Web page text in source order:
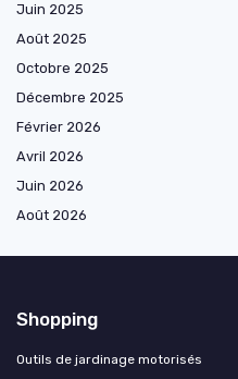
Juin 2025
Août 2025
Octobre 2025
Décembre 2025
Février 2026
Avril 2026
Juin 2026
Août 2026
Shopping
Outils de jardinage motorisés